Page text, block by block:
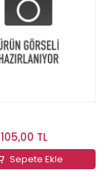
105,00 TL
Sepete Ekle